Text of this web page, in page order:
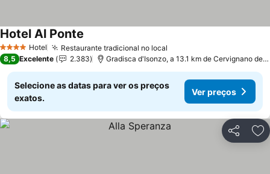
4 EstrelasHotel Restaurante tradicional no local
Hotel Al Ponte
8,5 Excelente 2.383 Gradisca d'Isonzo, a 13.1 km de Cervignano del
Selecione as datas para ver os preços
exatos.
Ver preços
Partilhar